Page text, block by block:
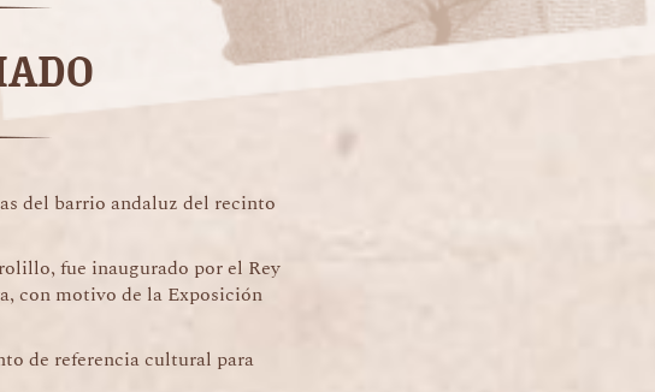
del barrio andaluz del recinto
fue inaugurado por el Rey
con motivo de la Exposición
de referencia cultural para